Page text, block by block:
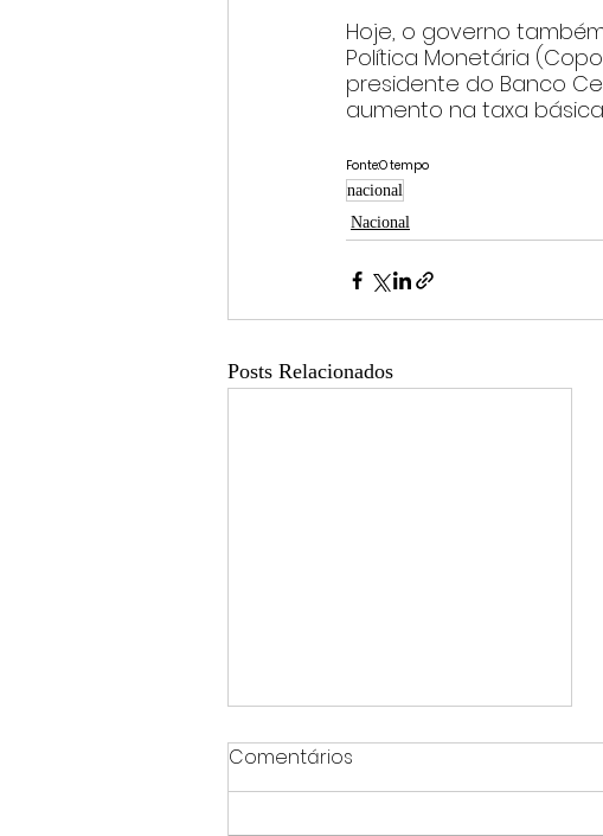
Hoje, o governo
Política Monetária
presidente do Banco
aumento na taxa
Fonte:O tempo
nacional
Nacional
Posts Relacionados
Comentários